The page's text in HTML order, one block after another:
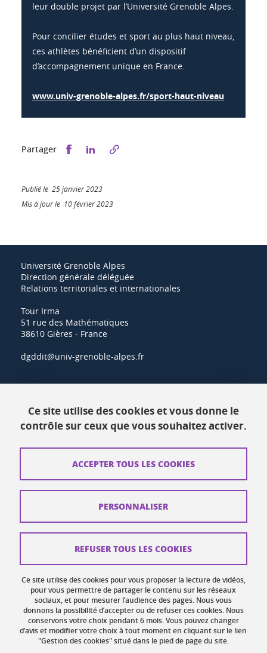
leur double projet par l’Université Grenoble Alpes.
Pour concilier études et sport au plus haut niveau,
ces athlètes bénéficient d’un dispositif
d’accompagnement unique en France.
www.univ-grenoble-alpes.fr/sport-haut-niveau
Partager Partager sur Facebook
Partager sur LinkedIn
Publié le 25 janvier 2023
Mis à jour le 10 février 2023
Université Grenoble Alpes
Direction générale déléguée
Relations territoriales et internationales
Tour Irma
51 rue des Mathématiques
38610 Gières - France
dgddit@univ-grenoble-alpes.fr
Ressources
Contacts
Plans d'accès
Mentions légales
Plan du site web
Gestion des cookies
Accessibilité : non conforme
Ce site utilise des cookies et vous donne le
contrôle sur ceux que vous souhaitez activer.
Ce site utilise des cookies pour vous proposer la lecture de vidéos,
pour vous permettre de partager le contenu sur les réseaux
sociaux, et pour mesurer l’audience des pages. Nous vous
donnons la possibilité d’accepter ou de refuser ces cookies. Nous
conservons votre choix pendant 6 mois. Vous pouvez changer
d’avis et modifier votre choix à tout moment en cliquant sur le lien
"Gestion des cookies" situé dans le pied de page du site.
ACCEPTER TOUS LES COOKIES
REFUSER TOUS LES COOKIES
PERSONNALISER